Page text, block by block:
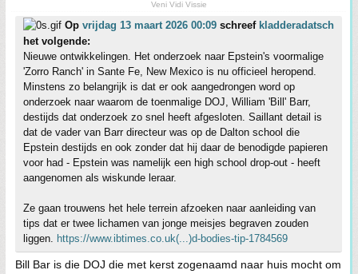
Veni Vidi Vissie
Op vrijdag 13 maart 2026 00:09 schreef kladderadatsch
het volgende:
Nieuwe ontwikkelingen. Het onderzoek naar Epstein's voormalige
'Zorro Ranch' in Sante Fe, New Mexico is nu officieel heropend.
Minstens zo belangrijk is dat er ook aangedrongen word op
onderzoek naar waarom de toenmalige DOJ, William 'Bill' Barr,
destijds dat onderzoek zo snel heeft afgesloten. Saillant detail is
dat de vader van Barr directeur was op de Dalton school die
Epstein destijds en ook zonder dat hij daar de benodigde papieren
voor had - Epstein was namelijk een high school drop-out - heeft
aangenomen als wiskunde leraar.
Ze gaan trouwens het hele terrein afzoeken naar aanleiding van
tips dat er twee lichamen van jonge meisjes begraven zouden
liggen. https://www.ibtimes.co.uk(...)d-bodies-tip-1784569
Bill Bar is die DOJ die met kerst zogenaamd naar huis mocht om